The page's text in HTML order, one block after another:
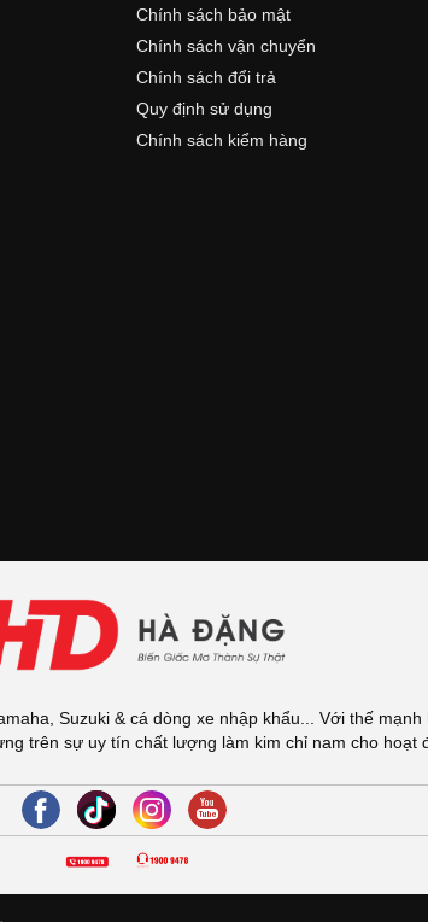
Chính sách bảo mật
Chính sách vận chuyển
Chính sách đổi trả
Quy định sử dụng
Chính sách kiểm hàng
Suzuki & cá dòng xe nhập khẩu... Với thế
trên sự uy tín chất lượng làm kim chỉ nam cho hoạt